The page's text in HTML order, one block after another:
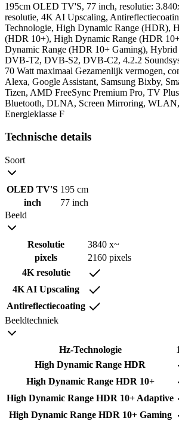
195cm OLED TV'S, 77 inch, resolutie:
resolutie, 4K AI Upscaling,
Technologie, High Dynamic Range (HDR),
(HDR 10+), High Dynamic Range (HDR
Dynamic Range (HDR 10+ Gaming),
DVB-T2, DVB-S2, DVB-C2, 4.2.2
70 Watt maximaal Gezamenlijk vermogen,
Alexa, Google Assistant, Samsung Bixby,
Tizen, AMD FreeSync Premium Pro, TV
Bluetooth, DLNA, Screen Mirroring,
Energieklasse F
Technische details
Soort
OLED TV'S 195 cm
inch
77 inch
Beeld
Resolutie
3840 x~
pixels
2160 pixels
4K resolutie
4K AI Upscaling
Antireflectiecoating
Beeldtechniek
Hz-Technologie
High Dynamic Range HDR
High Dynamic Range HDR 10+
High Dynamic Range HDR 10+ Adaptive
High Dynamic Range HDR 10+ Gaming